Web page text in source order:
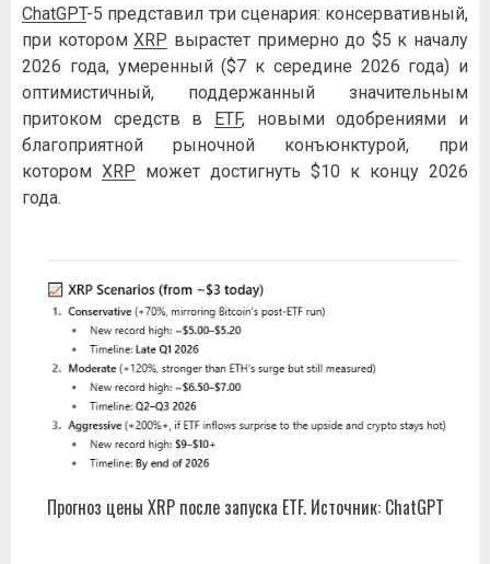
ChatGPT-5 представил три сценария: консервативный,
при которомXRP вырастет примерно до $5 к началу
2026 года, умеренный ($7 к середине 2026 года) и
оптимистичный, поддержанный значительным
притоком средств в
ETF, новыми одобрениями и
благоприятной рыночной конъюнктурой, при
котором XRP может достигнуть $10 к концу 2026
года.
Прогноз цены XRP после запуска ETF. Источник: ChatGPT